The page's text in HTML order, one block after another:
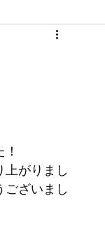
がりまし
ございまし